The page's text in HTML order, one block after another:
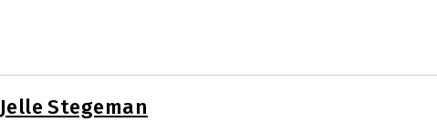
Jelle Stegeman